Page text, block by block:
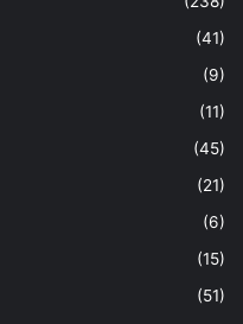
(41)
(9)
(11)
(45)
(21)
(6)
(15)
(51)